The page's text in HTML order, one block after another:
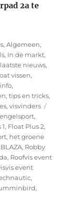
2a te
,Algemeen,
, In de markt,
laatste nieuws,
vissen,
,
,tips en tricks,
,visvinders
,
, Float Plus 2,
, het groene
, Robby
, Roofvis event
event
,
,